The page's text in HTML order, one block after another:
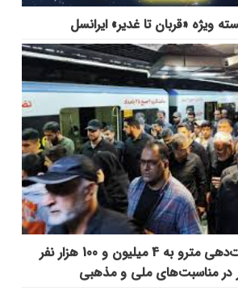
ویژه «قربان تا غدیر» ایرانسل
خدمات‌دهي مترو به 4 ميليون و 100 هزار نفر
در مناسبت‌هاي ملي و مذهبي